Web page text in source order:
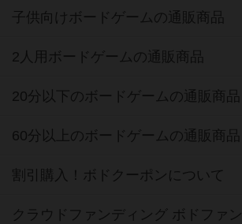
子供向けボードゲームの通販商品
2人用ボードゲームの通販商品
20分以下のボードゲームの通販商品
60分以上のボードゲームの通販商品
割引購入！ボドクーポンについて
クラウドファンディング ボドファン